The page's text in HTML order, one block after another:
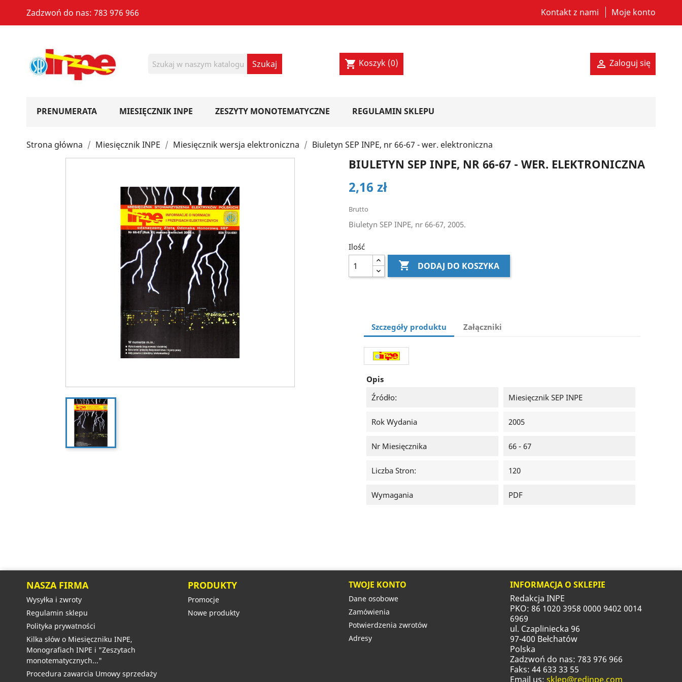
Zadzwoń do nas: 783 976 966 Kontakt z nami Moje konto
shopping_cart Koszyk (0)  Zaloguj się
PRENUMERATA MIESIĘCZNIK INPE ZESZYTY MONOTEMATYCZNE REGULAMIN SKLEPU
Strona główna Miesięcznik INPE Miesięcznik wersja elektroniczna Biuletyn SEP INPE, nr 66-67 - wer. elektroniczna
BIULETYN SEP INPE, NR 66-67 - WER. ELEKTRONICZNA
2,16 zł
Brutto
Biuletyn SEP INPE, nr 66-67, 2005.
Ilość
 DODAJ DO KOSZYKA
Szczegóły produktu Załączniki
Opis
Źródło:
Miesięcznik SEP INPE
Rok Wydania 2005
Nr Miesięcznika 66 - 67
Liczba Stron: 120
Wymagania PDF
NASZA FIRMA
Wysyłka i zwroty
Regulamin sklepu
Polityka prywatności
Kilka słów o Miesięczniku INPE,
Monografiach INPE i "Zeszytach
monotematycznych..."
Procedura zawarcia Umowy sprzedaży
PRODUKTY
Promocje
Nowe produkty
TWOJE KONTO
Dane osobowe
Zamówienia
Potwierdzenia zwrotów
Adresy
INFORMACJA O SKLEPIE
Redakcja INPE
PKO: 86 1020 3958 0000 9402 0014
6969
ul. Czapliniecka 96
97-400 Bełchatów
Polska
Zadzwoń do nas: 783 976 966
Faks: 44 633 33 55
Email us: sklep@redinpe.com